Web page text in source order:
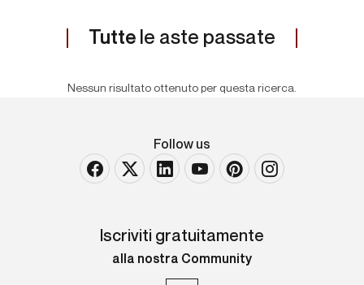
Tutte le aste passate
Nessun risultato ottenuto per questa ricerca.
Follow us
Iscriviti gratuitamente
alla nostra Community